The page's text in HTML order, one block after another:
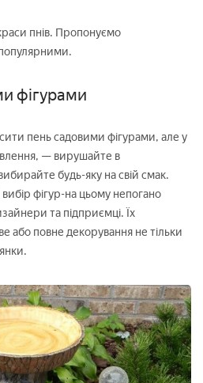
пнів. Пропонуємо
фігурами
пень садовими фігурами, але у
— вирушайте в
будь-яку на свій смак.
фігур-на цьому непогано
та підприємці. Їх
або повне декорування не тільки